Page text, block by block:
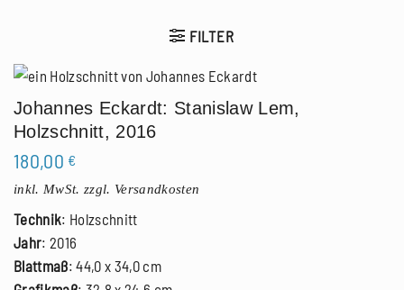
FILTER
Johannes Eckardt: Stanislaw Lem,
Holzschnitt, 2016
180,00 €
inkl. MwSt. zzgl. Versandkosten
Technik: Holzschnitt
Jahr: 2016
Blattmaß: 44,0 x 34,0 cm